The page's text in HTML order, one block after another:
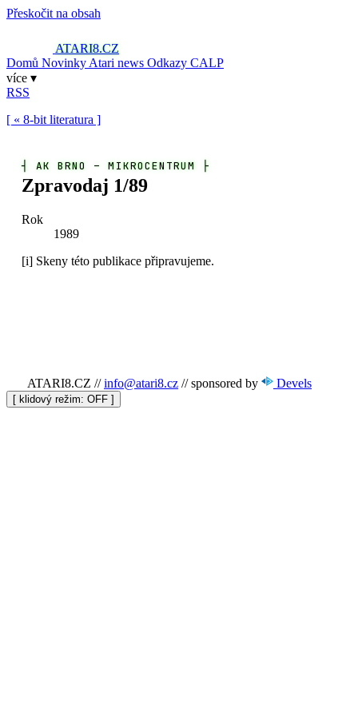
Přeskočit na obsah
ATARI8.CZ
Domů Novinky Atari news Odkazy CALP
více ▾
RSS
[ « 8-bit literatura ]
┤AK BRNO – MIKROCENTRUM ├
Zpravodaj 1/89
Rok
1989
[i] Skeny této publikace připravujeme.
ATARI8.CZ // info@atari8.cz // sponsored by Devels
[ klidový režim: ]